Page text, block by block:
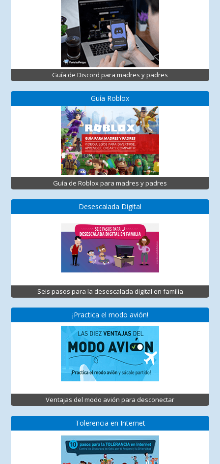
Guía de Discord para madres y padres
Guía Roblox
Guía de Roblox para madres y padres
Desescalada Digital
Seis pasos para la desescalada digital en familia
¡Practica el modo avión!
Ventajas del modo avión para desconectar
Tolerencia en Internet